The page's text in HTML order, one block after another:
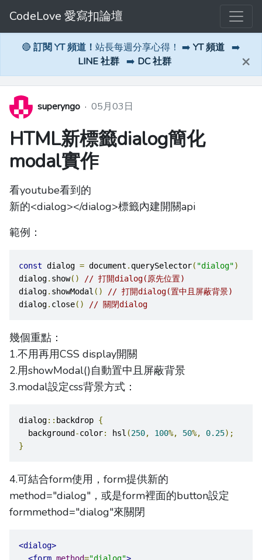
CodeLove 愛寫扣論壇
🔴 訂閱 YT 頻道！ 站長每週分享心得！ ➡️ YT 頻道 ➡️
LINE 社群 ➡️ DC 社群 ×
superyngo · 05月03日
HTML新標籤dialog簡化
modal實作
看youtube看到的
新的<dialog></dialog>標籤內建開關api
範例：
const dialog = document . querySelector( "dialog")
dialog. show()
// 打開dialog(原先位置)
dialog. showModal ()
// 打開dialog(置中且屏蔽背景)
dialog. close() // 關閉dialog
幾個重點：
1.不用再用CSS display開關
2.用showModal()自動置中且屏蔽背景
3.modal設定css背景方式：
dialog:: backdrop {
  background
-color: hsl (250, 100%, 50%, 0.25);
}
4.可結合form使用，form提供新的
method="dialog"，或是form裡面的button設定
formmethod="dialog"來關閉
<dialog>